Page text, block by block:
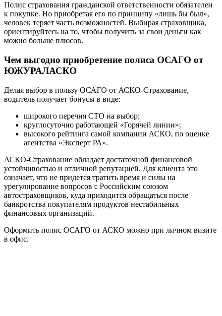
Полис страхования гражданской ответственности обязателен
к покупке. Но приобретая его по принципу «лишь бы был»,
человек теряет часть возможностей. Выбирая страховщика,
ориентируйтесь на то, чтобы получить за свои деньги как
можно больше плюсов.
Чем выгодно приобретение полиса ОСАГО от
ЮЖУРАЛАСКО
Делая выбор в пользу ОСАГО от АСКО-Страхование,
водитель получает бонусы в виде:
широкого перечня СТО на выбор;
круглосуточно работающей «Горячей линии»;
высокого рейтинга самой компании АСКО, по оценке
агентства «Эксперт РА».
АСКО-Страхование обладает достаточной финансовой
устойчивостью и отличной репутацией. Для клиента это
означает, что не придется тратить время и силы на
урегулирование вопросов с Российским союзом
автостраховщиков, куда приходится обращаться после
банкротства покупателям продуктов нестабильных
финансовых организаций.
Оформить полис ОСАГО от АСКО можно при личном визите
в офис.